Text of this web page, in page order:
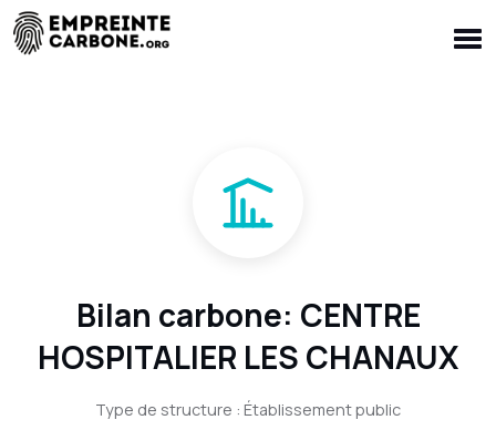
Bilan carbone: CENTRE
HOSPITALIER LES CHANAUX
Type de structure : Établissement public